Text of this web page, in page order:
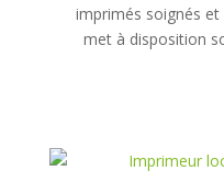
imprimés soignés
met à disposition